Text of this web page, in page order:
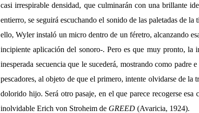
casi irrespirable densidad, que culminarán con una brillante
entierro, se seguirá escuchando el sonido de las paletadas de
ello, Wyler instaló un micro dentro de un féretro, alcanzando
incipiente aplicación del sonoro-. Pero es que muy pronto, la
inesperada secuencia que le sucederá, mostrando como padre
pescadores, al objeto de que el primero, intente olvidarse de la
dolorido hijo. Será otro pasaje, en el que parece recogerse
inolvidable Erich von Stroheim de GREED (Avaricia, 1924).